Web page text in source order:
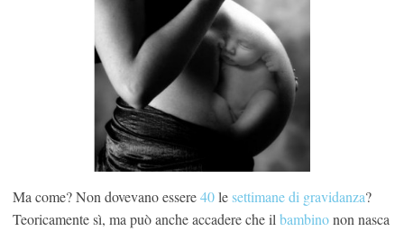
Ma come? Non dovevano essere40lesettimane di gravidanza?
Teoricamente sì, ma può anche accadere che il bambinonon nasca